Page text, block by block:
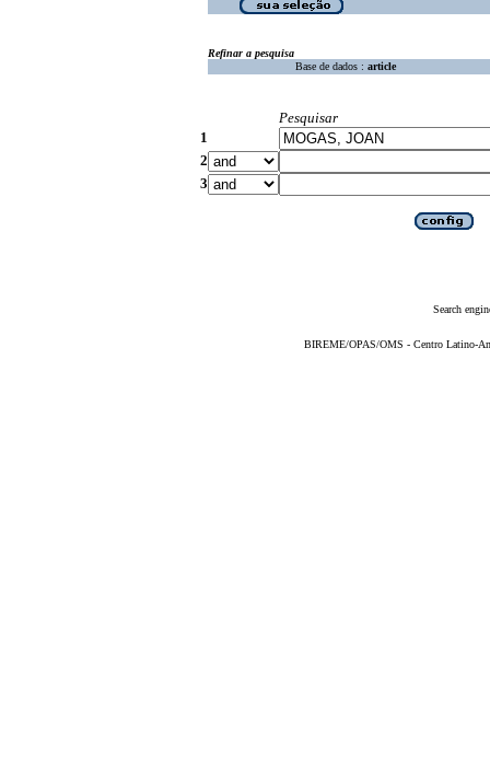
Refinar a pesquisa
Base de dados : article
Pesquisar
1
2
3
Search
BIREME/OPAS/OMS - Centro Latino-